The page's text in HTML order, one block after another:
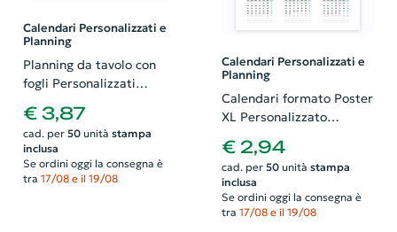
Calendari Personalizzati e
Planning
Planning da tavolo con
fogli Personalizzati
richiedere anche il
progetto grafico
€ 3,87
cad. per 50unità stampa
inclusa
Se ordini oggi la consegna è
tra 17/08 e il 19/08
Calendari Personalizzati e
Planning
Calendari formato Poster
XL Personalizzato
Possibilità di richiedere
anche il progetto grafico
€ 2,94
cad. per 50unità stampa
inclusa
Se ordini oggi la consegna è
tra 17/08 e il 19/08